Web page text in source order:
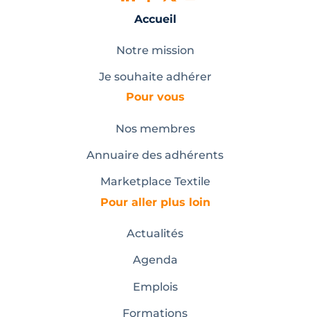
Accueil
Notre mission
Je souhaite adhérer
Pour vous
Nos membres
Annuaire des adhérents
Marketplace Textile
Pour aller plus loin
Actualités
Agenda
Emplois
Formations